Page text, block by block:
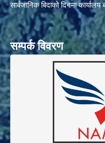
सार्बजानिक बिदाको दिनमा
सम्पर्क विवरण